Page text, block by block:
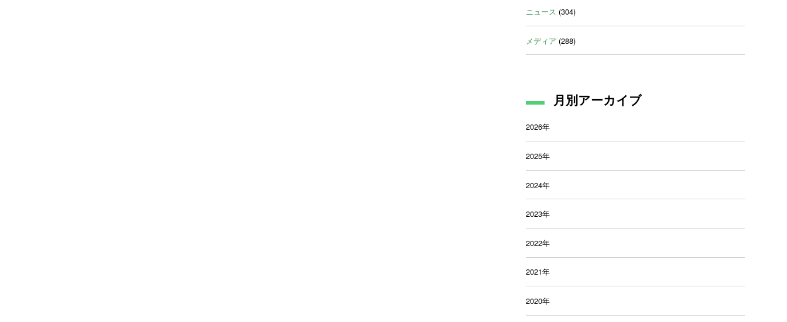
ニュース (304)
メディア (288)
月別アーカイブ
2026年
2025年
2024年
2023年
2022年
2021年
2020年